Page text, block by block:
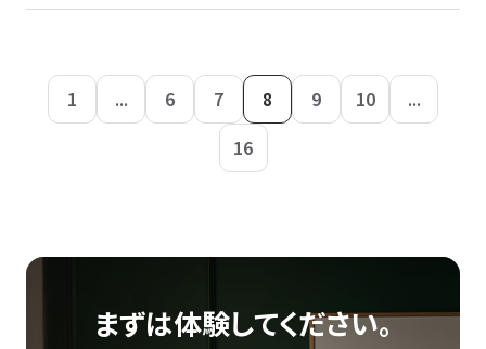
1 ... 6 7 8 9 10
...
16
まずは体験してください。